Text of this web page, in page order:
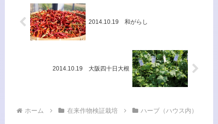
2014.10.19 和がらし
2014.10.19 大阪四十日大根
ホーム 在来作物検証栽培 ハーブ（ハウス内）